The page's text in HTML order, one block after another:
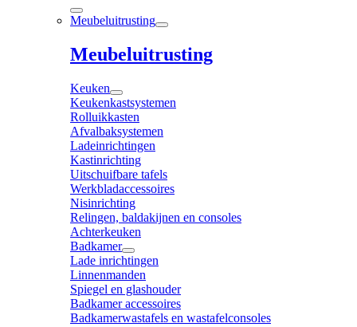
Meubeluitrusting
Meubeluitrusting
Keuken
Keukenkastsystemen
Rolluikkasten
Afvalbaksystemen
Ladeinrichtingen
Kastinrichting
Uitschuifbare tafels
Werkbladaccessoires
Nisinrichting
Relingen, baldakijnen en consoles
Achterkeuken
Badkamer
Lade inrichtingen
Linnenmanden
Spiegel en glashouder
Badkamer accessoires
Badkamerwastafels en wastafelconsoles